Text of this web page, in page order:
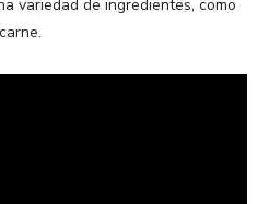
variedad de ingredientes, como